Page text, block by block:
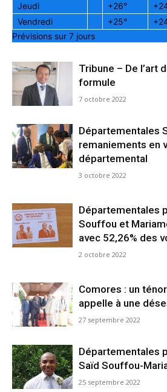
Jeudi
+26° +
Vendredi
+25° +
Prévisions sur 7 jours
Tribune – De l’art
formule
7 octobre 2022
Départementales
remaniements en
départemental
3 octobre 2022
Départementales
Souffou et
avec 52,26% des
2 octobre 2022
Comores : un
appelle à une
27 septembre 2022
Départementales
Saïd Souffou-
25 septembre 2022